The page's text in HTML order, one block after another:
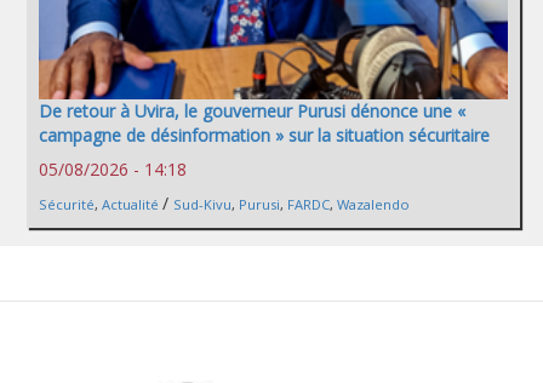
De retour à Uvira, le gouverneur Purusi dénonce une «
campagne de désinformation » sur la situation sécuritaire
05/08/2026 - 14:18
Sécurité, Actualité / Sud-Kivu, Purusi, FARDC, Wazalendo